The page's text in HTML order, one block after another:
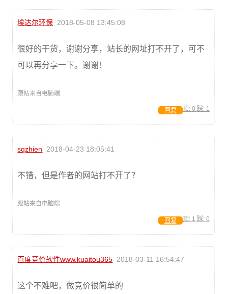
埃达尔环保 2018-05-08 13:45:08
很好的干货，谢谢分享，站长的网址打不开了，可不
可以再分享一下。谢谢！
跟帖来自电脑端
顶: 0 踩: 1
回复
sqzhien 2018-04-23 18:05:41
不错，但是作者的网站打不开了？
跟帖来自电脑端
顶: 1 踩: 0
回复
百度竞价软件www.kuaitou365 2018-03-11 16:54:47
这个不难吧，做竞价很简单的